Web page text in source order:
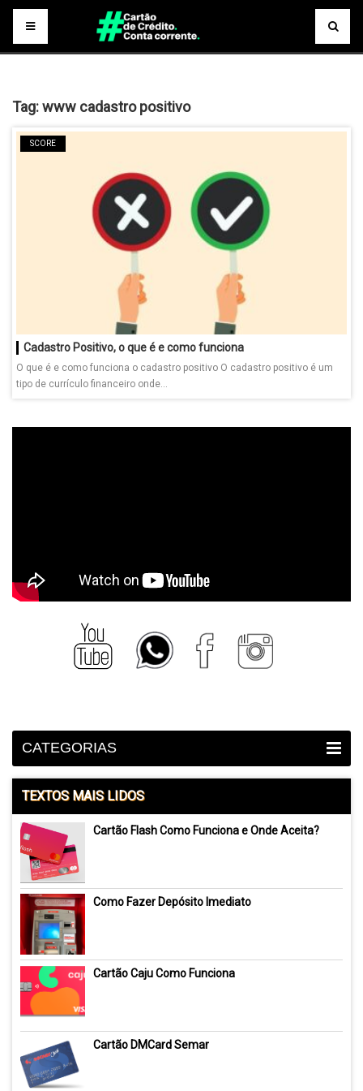
Tag:www cadastro positivo
SCORE
Cadastro Positivo, o que é e como funciona
O que é e como funciona o cadastro positivo O cadastro positivo é um
tipo de currículo financeiro onde...
CATEGORIAS
TEXTOS MAIS LIDOS
Cartão Flash Como Funciona e Onde Aceita?
Como Fazer Depósito Imediato
Cartão Caju Como Funciona
Cartão DMCard Semar